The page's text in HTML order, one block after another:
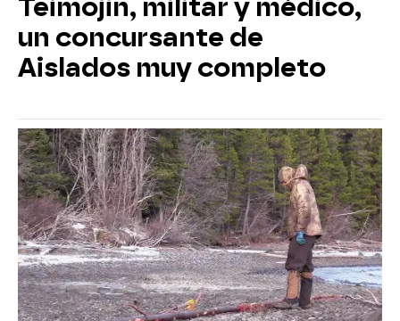
Teimojin, militar y médico,
un concursante de
Aislados muy completo